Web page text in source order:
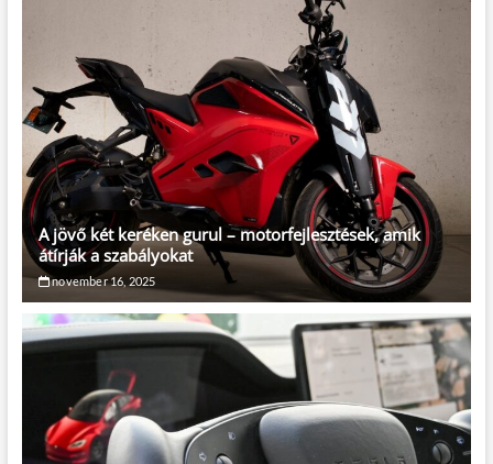
A jövő két keréken gurul – motorfejlesztések, amik
átírják a szabályokat
november 16, 2025